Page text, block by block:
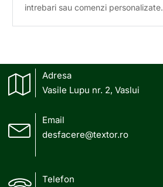
intrebari sau comenzi personalizate.
Adresa
Vasile Lupu nr. 2, Vaslui
Email
desfacere@textor.ro
Telefon